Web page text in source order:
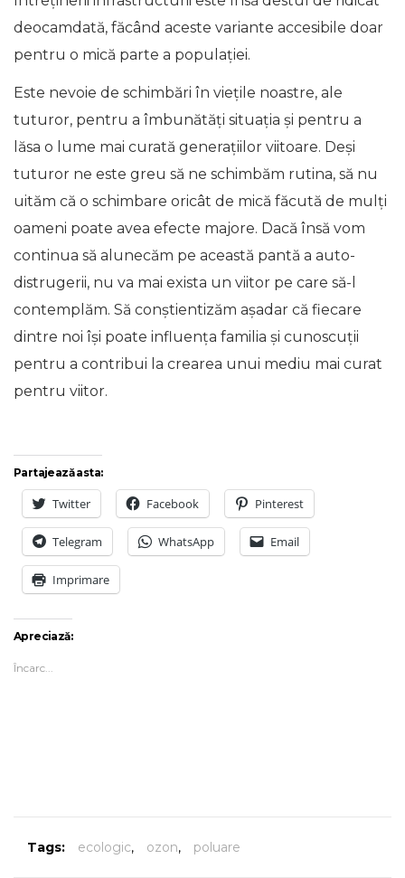
deocamdată, făcând aceste variante accesibile doar
pentru o mică parte a populației.
Este nevoie de schimbări în viețile noastre, ale
tuturor, pentru a îmbunătăți situația și pentru a
lăsa o lume mai curată generațiilor viitoare. Deși
tuturor ne este greu să ne schimbăm rutina, să nu
uităm că o schimbare oricât de mică făcută de mulți
oameni poate avea efecte majore. Dacă însă vom
continua să alunecăm pe această pantă a auto-
distrugerii, nu va mai exista un viitor pe care să-l
contemplăm. Să conștientizăm așadar că fiecare
dintre noi își poate influența familia și cunoscuții
pentru a contribui la crearea unui mediu mai curat
pentru viitor.
Partajează asta:
Twitter Facebook Pinterest
Telegram WhatsApp Email
Imprimare
Apreciază:
Încarc...
Tags: ecologic, ozon, poluare